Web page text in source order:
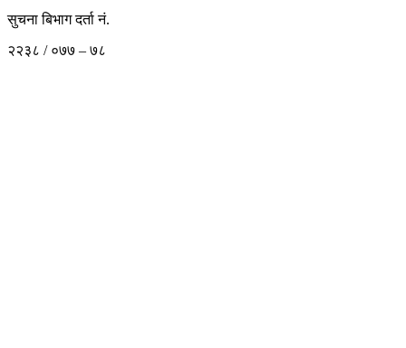
सुचना बिभाग दर्ता नं.
२२३८ / ०७७ – ७८